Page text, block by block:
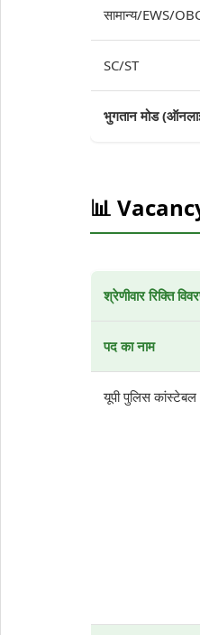
सामान्य/EWS/
SC/ST
भुगतान मोड
📊
श्रेणीवार रिक्ति
पद का नाम
यूपी पुलिस कांस्टेबल